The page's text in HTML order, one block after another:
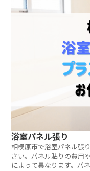
浴室パネル張り
相模原市で浴室パネル張
さい。パネル貼りの費用
によって異なります。パ